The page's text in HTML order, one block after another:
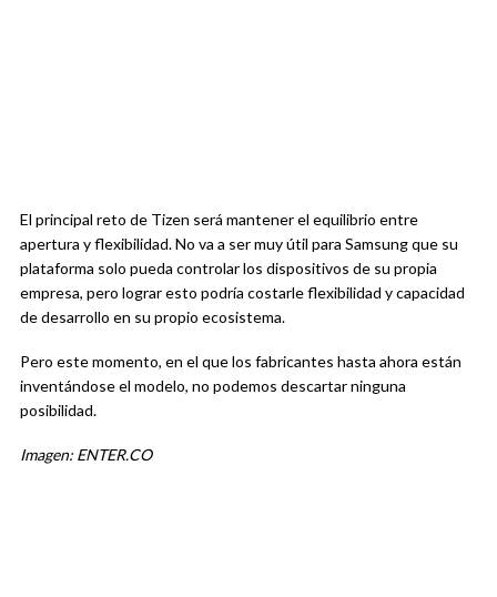
El principal reto de Tizen será mantener el equilibrio entre
apertura y flexibilidad. No va a ser muy útil para Samsung que su
plataforma solo pueda controlar los dispositivos de su propia
empresa, pero lograr esto podría costarle flexibilidad y capacidad
de desarrollo en su propio ecosistema.
Pero este momento, en el que los fabricantes hasta ahora están
inventándose el modelo, no podemos descartar ninguna
posibilidad.
Imagen: ENTER.CO